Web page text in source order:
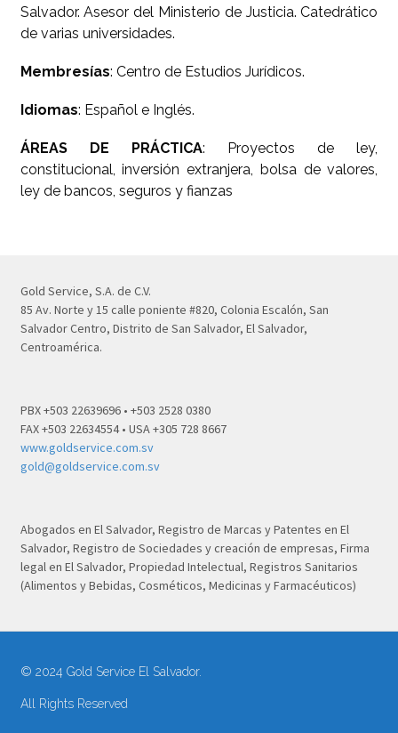
Salvador. Asesor del Ministerio de Justicia. Catedrático
de varias universidades.
Membresías: Centro de Estudios Jurídicos.
Idiomas: Español e Inglés.
ÁREAS DE PRÁCTICA: Proyectos de ley,
constitucional, inversión extranjera, bolsa de valores,
ley de bancos, seguros y fianzas
Gold Service, S.A. de C.V.
85 Av. Norte y 15 calle poniente #820, Colonia Escalón, San
Salvador Centro, Distrito de San Salvador, El Salvador,
Centroamérica.
PBX +503 22639696 • +503 2528 0380
FAX +503 22634554 • USA +305 728 8667
www.goldservice.com.sv
gold@goldservice.com.sv
Abogados en El Salvador, Registro de Marcas y Patentes en El
Salvador, Registro de Sociedades y creación de empresas, Firma
legal en El Salvador, Propiedad Intelectual, Registros Sanitarios
(Alimentos y Bebidas, Cosméticos, Medicinas y Farmacéuticos)
© 2024 Gold Service El Salvador.
All Rights Reserved